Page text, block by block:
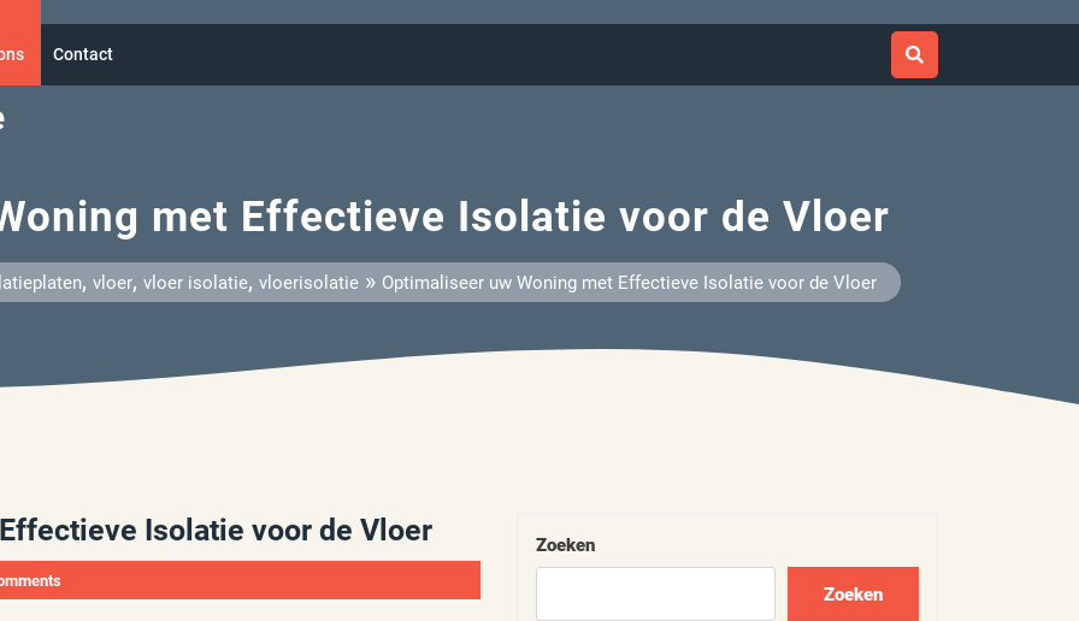
Contact
met Effectieve Isolatie voor de Vloer
, vloer, vloer isolatie, vloerisolatie » Optimaliseer uw Woning met Effectieve Isolatie voor de Vloer
Isolatie voor de Vloer Zoeken
Zoeken